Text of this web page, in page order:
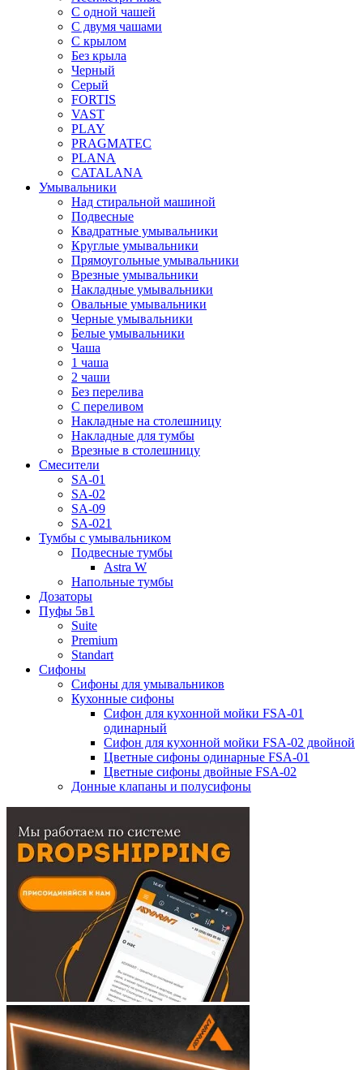
С одной чашей
С двумя чашами
С крылом
Без крыла
Черный
Серый
FORTIS
VAST
PLAY
PRAGMATEC
PLANA
CATALANA
Умывальники
Над стиральной машиной
Подвесные
Квадратные умывальники
Круглые умывальники
Прямоугольные умывальники
Врезные умывальники
Накладные умывальники
Овальные умывальники
Черные умывальники
Белые умывальники
Чаша
1 чаша
2 чаши
Без перелива
С переливом
Накладные на столешницу
Накладные для тумбы
Врезные в столешницу
Смесители
SA-01
SA-02
SA-09
SA-021
Тумбы с умывальником
Подвесные тумбы
Astra W
Напольные тумбы
Дозаторы
Пуфы 5в1
Suite
Premium
Standart
Сифоны
Сифоны для умывальников
Кухонные сифоны
Сифон для кухонной мойки FSA-01
одинарный
Сифон для кухонной мойки FSA-02 двойной
Цветные сифоны одинарные FSA-01
Цветные сифоны двойные FSA-02
Донные клапаны и полусифоны